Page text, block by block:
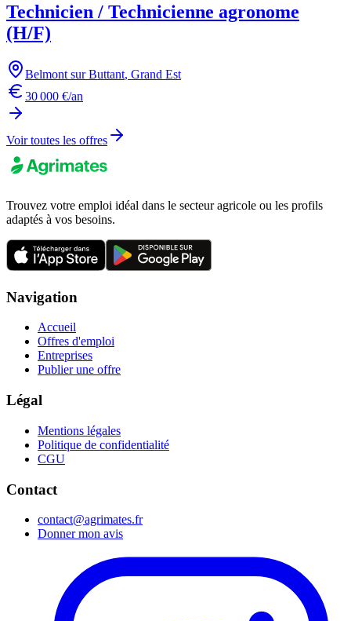
Technicien / Technicienne agronome
(H/F)
Belmont sur Buttant, Grand Est
30 000 €/an
Voir toutes les offres
Trouvez votre emploi idéal dans le secteur agricole ou les profils
adaptés à vos besoins.
Navigation
Accueil
Offres d'emploi
Entreprises
Publier une offre
Légal
Mentions légales
Politique de confidentialité
CGU
Contact
contact@agrimates.fr
Donner mon avis